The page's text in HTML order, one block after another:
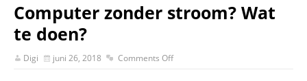
Computer zonder stroom? Wat
te doen?
Digi juni 26, 2018 Comments Off